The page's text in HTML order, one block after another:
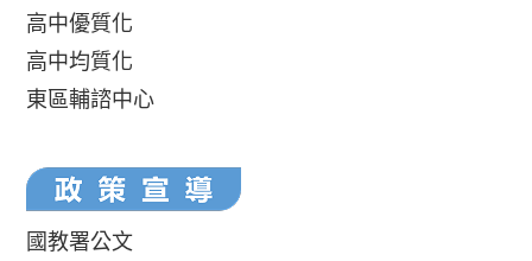
高中優質化
高中均質化
東區輔諮中心
國教署公文